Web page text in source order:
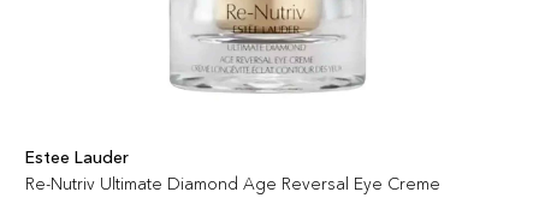
Estee Lauder
Re-Nutriv Ultimate Diamond Age Reversal Eye Creme